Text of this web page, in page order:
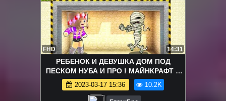
FHD 14:31
РЕБЕНОК И ДЕВУШКА ДОМ ПОД
ПЕСКОМ НУБА И ПРО ! МАЙНКРАФТ В
РЕАЛЬНОЙ ЖИЗНИ ВИДЕО ТРОЛЛИНГ
MINECRAFT
2023-03-17 15:36 10.2K